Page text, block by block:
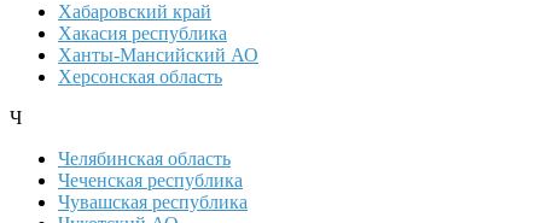
Хабаровский край
Хакасия республика
Ханты-Мансийский АО
Херсонская область
Ч
Челябинская область
Чеченская республика
Чувашская республика